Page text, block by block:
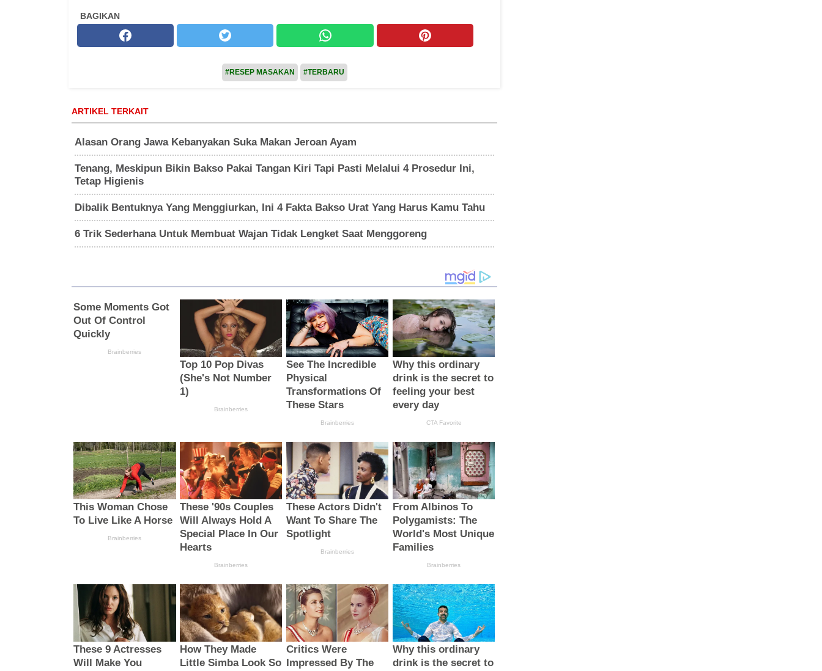
BAGIKAN
#RESEP MASAKAN #TERBARU
ARTIKEL TERKAIT
Alasan Orang Jawa Kebanyakan Suka Makan Jeroan Ayam
Tenang, Meskipun Bikin Bakso Pakai Tangan Kiri Tapi Pasti Melalui 4 Prosedur Ini,
Tetap Higienis
Dibalik Bentuknya Yang Menggiurkan, Ini 4 Fakta Bakso Urat Yang Harus Kamu Tahu
6 Trik Sederhana Untuk Membuat Wajan Tidak Lengket Saat Menggoreng